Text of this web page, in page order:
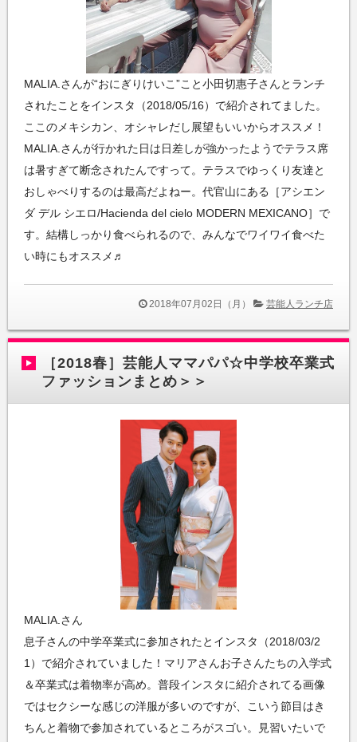
MALIA.さんが“おにぎりけいこ”こと小田切惠子さんとランチ
されたことをインスタ（2018/05/16）で紹介されてました。
ここのメキシカン、オシャレだし展望もいいからオススメ！
MALIA.さんが行かれた日は日差しが強かったようでテラス席
は暑すぎて断念されたんですって。テラスでゆっくり友達と
おしゃべりするのは最高だよねー。代官山にある［アシエン
ダ デル シエロ/Hacienda del cielo MODERN MEXICANO］で
す。結構しっかり食べられるので、みんなでワイワイ食べた
い時にもオススメ♬
2018年07月02日（月） 芸能人ランチ店
［2018春］芸能人ママパパ☆中学校卒業式
ファッションまとめ＞＞
MALIA.さん
息子さんの中学卒業式に参加されたとインスタ（2018/03/2
1）で紹介されていました！マリアさんお子さんたちの入学式
＆卒業式は着物率が高め。普段インスタに紹介されてる画像
ではセクシーな感じの洋服が多いのですが、こいう節目はき
ちんと着物で参加されているところがスゴい。見習いたいで